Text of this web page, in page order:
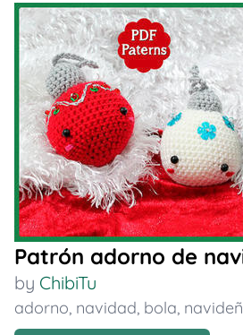
Patrón adorno de
by ChibiTu
adorno, navidad, bola,